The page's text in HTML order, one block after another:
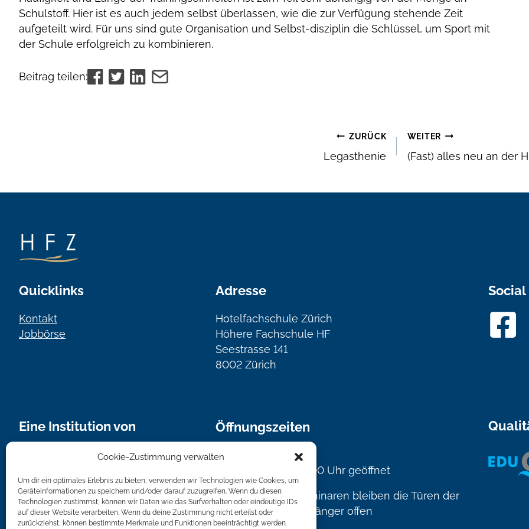
Cookie-Zustimmung verwalten
Um dir ein optimales Erlebnis zu bieten, verwenden wir Technologien wie Cookies, um
Geräteinformationen zu speichern und/oder darauf zuzugreifen. Wenn du diesen
Technologien zustimmst, können wir Daten wie das Surfverhalten oder eindeutige IDs
auf dieser Website verarbeiten. Wenn du deine Zustimmung nicht erteilst oder
zurückziehst, können bestimmte Merkmale und Funktionen beeinträchtigt werden.
Schulstoff. Hier ist es auch jedem selbst überlassen, wie die zur Verfügung stehende Zeit
aufgeteilt wird. Für uns sind gute Organisation und Selbst-disziplin die Schlüssel, um Sport mit
der Schule erfolgreich zu kombinieren.
Beitrag teilen:
ZURÜCK
Legasthenie
WEITER
(Fast) alles neu an der
Quicklinks
Kontakt
Jobbörse
Eine Institution von
Adresse
Hotelfachschule Zürich
Höhere Fachschule HF
Seestrasse 141
8002 Zürich
Öffnungszeiten
Montag bis Freitag
von 7.00 Uhr bis 17.00 Uhr geöffnet
Bei Kursen und Seminaren bleiben die Türen der
HFZ entsprechend länger offen
Social